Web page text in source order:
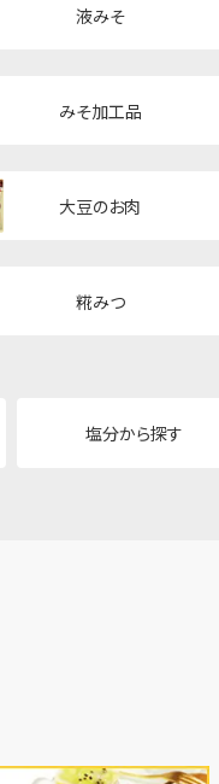
液みそ
みそ加工品
大豆のお肉
糀みつ
塩分から探す